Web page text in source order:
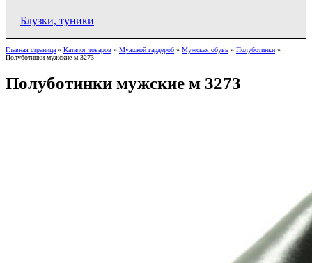
Блузки, туники
Главная страница» Каталог товаров » Мужской гардероб » Мужская обувь » Полуботинки »
Полуботинки мужские м 3273
Полуботинки мужские м 3273